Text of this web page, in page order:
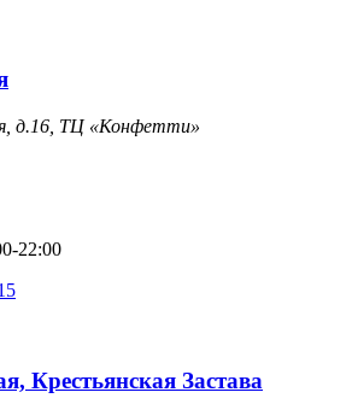
д.16, ТЦ «Конфетти»
22:00
Крестьянская Застава